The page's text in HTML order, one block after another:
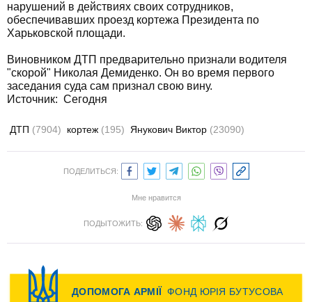
нарушений в действиях своих сотрудников,
обеспечивавших проезд кортежа Президента по
Харьковской площади.
Виновником ДТП предварительно признали водителя
"скорой" Николая Демиденко. Он во время первого
заседания суда сам признал свою вину.
Источник: Сегодня
ДТП (7904) кортеж (195) Янукович Виктор (23090)
ПОДЕЛИТЬСЯ:
Мне нравится
ПОДЫТОЖИТЬ: